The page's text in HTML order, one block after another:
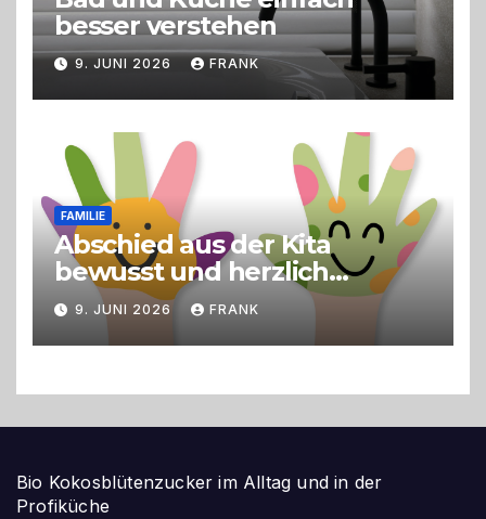
besser verstehen
9. JUNI 2026 FRANK
FAMILIE
Abschied aus der Kita
bewusst und herzlich
gestalten
9. JUNI 2026 FRANK
Bio Kokosblütenzucker im Alltag und in der
Profiküche